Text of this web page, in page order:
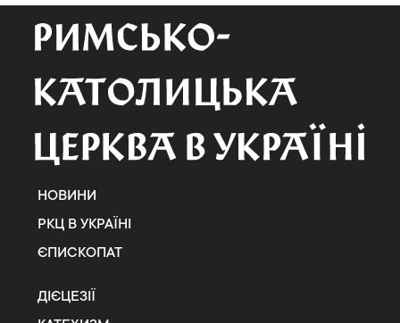
НОВИНИ
РКЦ В УКРАЇНІ
ЄПИСКОПАТ
ДІЄЦЕЗІЇ